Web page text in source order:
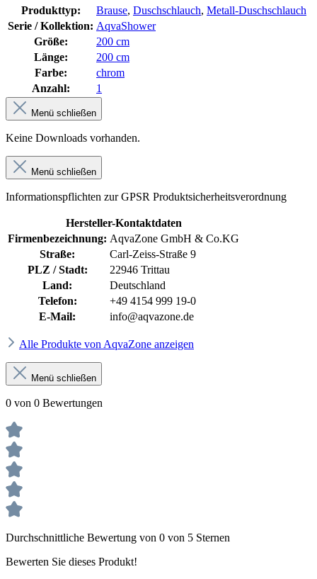
Produkttyp: Brause, Duschschlauch, Metall-Duschschlauch
Serie / Kollektion: AqvaShower
Größe:
200 cm
Länge:
200 cm
Farbe:
chrom
Anzahl:
1
Menü schließen
Keine Downloads vorhanden.
Menü schließen
Informationspflichten zur GPSR Produktsicherheitsverordnung
Hersteller-Kontaktdaten
Firmenbezeichnung: AqvaZone GmbH & Co.KG
Straße:
Carl-Zeiss-Straße 9
PLZ / Stadt:
22946 Trittau
Land:
Deutschland
Telefon:
+49 4154 999 19-0
E-Mail:
info@aqvazone.de
Alle Produkte von AqvaZone anzeigen
Menü schließen
0 von 0 Bewertungen
Durchschnittliche Bewertung von 0 von 5 Sternen
Bewerten Sie dieses Produkt!